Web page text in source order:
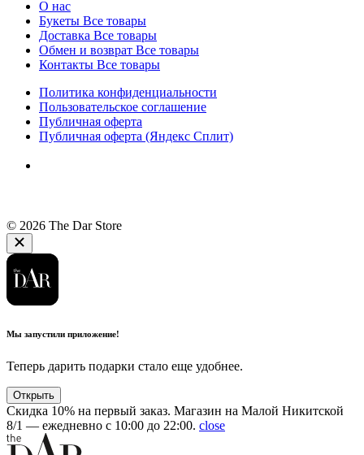
О нас
Букеты Все товары
Доставка Все товары
Обмен и возврат Все товары
Контакты Все товары
Политика конфиденциальности
Пользовательское соглашение
Публичная оферта
Публичная оферта (Яндекс Сплит)
© 2026 The Dar Store
Мы запустили приложение!
Теперь дарить подарки стало еще удобнее.
Открыть
Скидка 10% на первый заказ. Магазин на Малой Никитской
8/1 — ежедневно с 10:00 до 22:00. close